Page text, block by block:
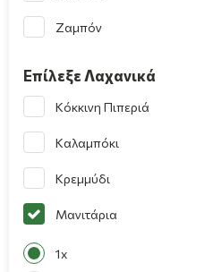
Ζαμπόν
Επίλεξε Λαχανικά
Κόκκινη Πιπεριά
Καλαμπόκι
Κρεμμύδι
Μανιτάρια
1x